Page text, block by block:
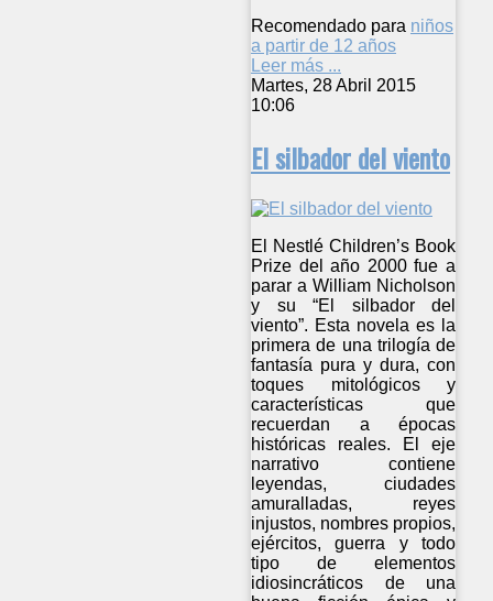
Recomendado para niños
a partir de 12 años
Leer más ...
Martes, 28 Abril 2015
10:06
El silbador del viento
El Nestlé Children’s Book
Prize del año 2000 fue a
parar a William Nicholson
y su “El silbador del
viento”. Esta novela es la
primera de una trilogía de
fantasía pura y dura, con
toques mitológicos y
características que
recuerdan a épocas
históricas reales. El eje
narrativo contiene
leyendas, ciudades
amuralladas, reyes
injustos, nombres propios,
ejércitos, guerra y todo
tipo de elementos
idiosincráticos de una